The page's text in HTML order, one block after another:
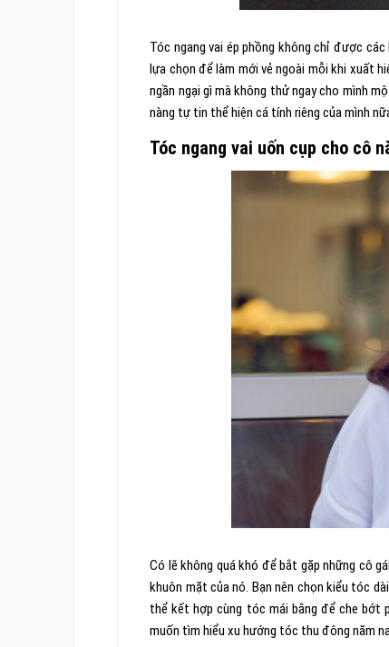
Tóc ngang vai ép phồng không chỉ được
lựa chọn để làm mới vẻ ngoài mỗi khi xuất
ngần ngại gì mà không thử ngay cho mình
nàng tự tin thể hiện cá tính riêng của mình
Tóc ngang vai uốn cụp cho cô
Có lẽ không quá khó để bắt gặp những cô
khuôn mặt của nó. Bạn nên chọn kiểu tóc
thể kết hợp cùng tóc mái bằng để che bớt
muốn tìm hiểu xu hướng tóc thu đông năm